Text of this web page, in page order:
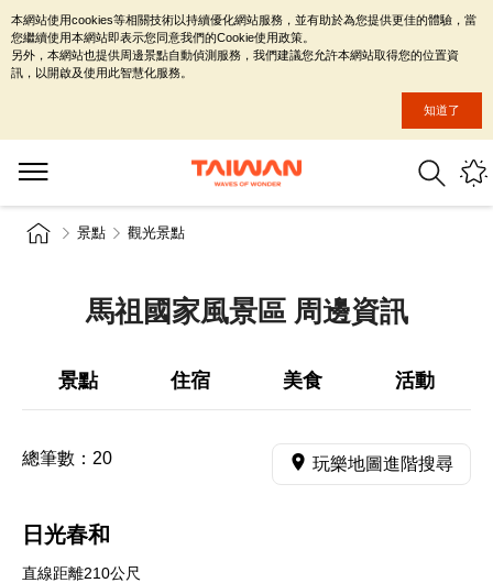
景點 觀光景點
馬祖國家風景區 周邊資訊
景點 住宿 美食 活動
總筆數： 20 玩樂地圖進階搜尋
日光春和
直線距離210公尺
本網站使用cookies等相關技術以持續優化網站服務，並有助於為您提供更佳的體驗，當
您繼續使用本網站即表示您同意我們的Cookie使用政策。
另外，本網站也提供周邊景點自動偵測服務，我們建議您允許本網站取得您的位置資
訊，以開啟及使用此智慧化服務。
知道了